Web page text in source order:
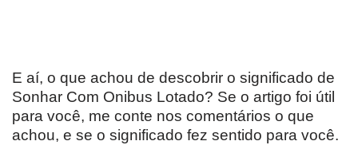
E aí, o que achou de descobrir o significado de
Sonhar Com Onibus Lotado? Se o artigo foi útil
para você, me conte nos comentários o que
achou, e se o significado fez sentido para você.